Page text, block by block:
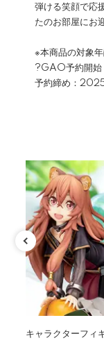
弾ける笑顔で応
たのお部屋にお
※本商品の対象年
?GAO予約開
予約締め：
カテゴリ
キャラクターフィ